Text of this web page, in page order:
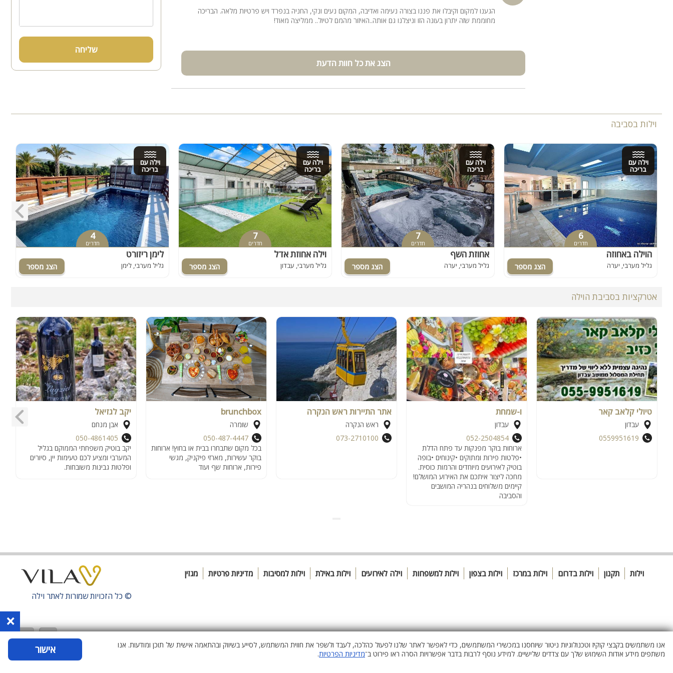
הגענו למקום וקיבלו את פננו בצורה נעימה ואדיבה, המקום נעים ונקי, החניה בנפרד ויש פרטיות מלאה. הבריכה
מחוממת שזה יתרון בעונה הזו וניצלנו גם אותה..האיזור מהמם לטיול.. ממליצה מאוד!
הצג את כל חוות הדעת
שליחה
וילות בסביבה
וילה עם
בריכה
6
חדרים
הוילה באחוזה
גליל מערבי, יערה
וילה עם
בריכה
7
חדרים
אחוזת השף
גליל מערבי, יערה
וילה עם
בריכה
7
חדרים
וילה אחוזת אדל
גליל מערבי, עבדון
וילה עם
בריכה
4
חדרים
לימן ריזורט
גליל מערבי, לימן
אטרקציות בסביבת הוילה
טיולי קלאב קאר
עבדון
0559951619
ו-שמחת
עבדון
052-2504854
ארוחות בוקר מפנקות עד פתח הדלת
•פלטות פירות ומתוקים •קינוחים •בופה
בוטיק לאירועים מיוחדים והרמות כוסית.
מחכה ליצור איתכם את האירוע המושלם!
קיימים משלוחים בנהריה המושבים
והסביבה
אתר התיירות ראש הנקרה
ראש הנקרה
073-2710100
brunchbox
שומרה
050-487-4447
בכל מקום שתבחרו בבית או בחוץ! ארוחות
בוקר עשירות, מארזי פיקניק, מגשי
פירות, ארוחות שף ועוד
יקב לגזיאל
אבן מנחם
050-4861405
יקב בוטיק משפחתי הממוקם בגליל
המערבי ומציע לכם טעימות יין, סיורים
ופלטות גבינות משובחות.
וילות תקנון וילות בדרום וילות במרכז וילות בצפון וילות למשפחות וילה לאירועים וילות באילת וילות למסיבות מדיניות פרטיות מגזין
© כל הזכויות שמורות לאתר וילה
×
אנו משתמשים בקבצי קוקיז וטכנולוגיות ניטור שיוחסנו במכשירי המשתמשים, כדי לאפשר לאתר שלנו לפעול כהלכה, לעבד ולשפר את חווית המשתמש, לסייע בשיווק ובהתאמה אישית של תוכן ומודעות. אנו
משתפים מידע אודות השימוש שלך עם צדדים שלישיים. למידע נוסף לרבות בדבר אפשרויות הסרה ראו פירוט ב־מדיניות הפרטיות. אישור